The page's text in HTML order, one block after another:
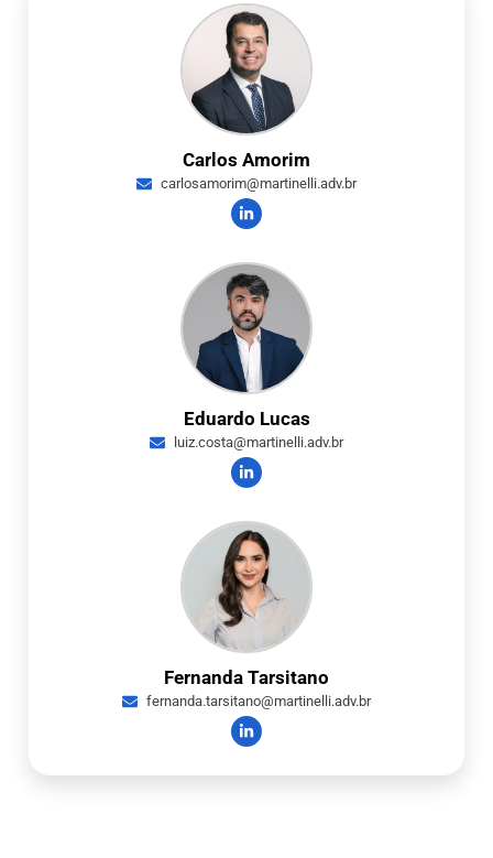
Carlos Amorim
carlosamorim@martinelli.adv.br
Eduardo Lucas
luiz.costa@martinelli.adv.br
Fernanda Tarsitano
fernanda.tarsitano@martinelli.adv.br